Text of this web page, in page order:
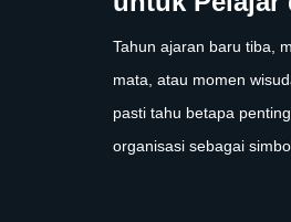
Tahun ajaran baru tiba,
mata, atau momen
pasti tahu betapa
organisasi sebagai